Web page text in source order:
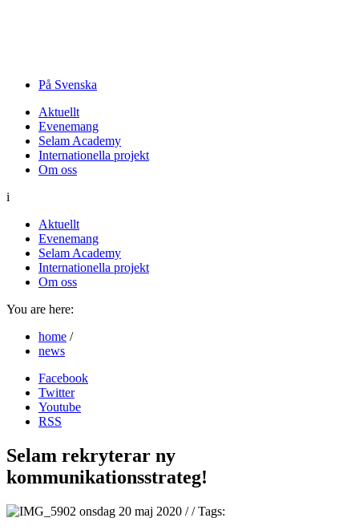
På Svenska
Aktuellt
Evenemang
Selam Academy
Internationella projekt
Om oss
i
Aktuellt
Evenemang
Selam Academy
Internationella projekt
Om oss
You are here:
home /
news
Facebook
Twitter
Youtube
RSS
Selam rekryterar ny
kommunikationsstrateg!
onsdag 20 maj 2020 //Tags: